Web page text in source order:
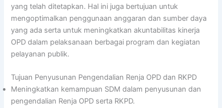
yang telah ditetapkan. Hal ini juga bertujuan untuk
mengoptimalkan penggunaan anggaran dan sumber daya
yang ada serta untuk meningkatkan akuntabilitas kinerja
OPD dalam pelaksanaan berbagai program dan kegiatan
pelayanan publik.
Tujuan Penyusunan Pengendalian Renja OPD dan RKPD
Meningkatkan kemampuan SDM dalam penyusunan dan
pengendalian Renja OPD serta RKPD.